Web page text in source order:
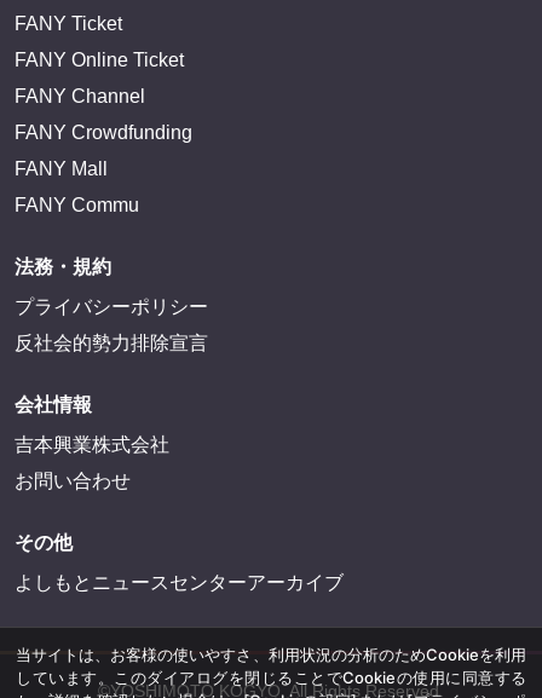
FANY Ticket
FANY Online Ticket
FANY Channel
FANY Crowdfunding
FANY Mall
FANY Commu
法務・規約
プライバシーポリシー
反社会的勢力排除宣言
会社情報
吉本興業株式会社
お問い合わせ
その他
よしもとニュースセンターアーカイブ
©YOSHIMOTO KOGYO, All Rights Reserved.
当サイトは、お客様の使いやすさ、利用状況の分析のためCookieを利用
しています。このダイアログを閉じることでCookieの使用に同意する